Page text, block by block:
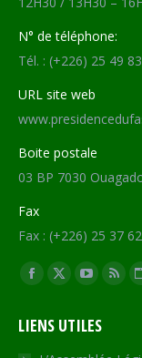
N° de téléphone:
Tél. : (+226) 25 49
URL site web
Boite postale
03 BP 7030
Fax
Fax : (+226) 25 37
Trouvez nous sur :
Facebook
opens
in
X
opens
in
YouTube
opens
in
RSS
in
LIENS UTILES